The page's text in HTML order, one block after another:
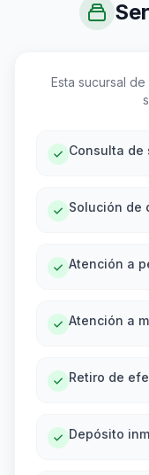
Esta sucursal
Consulta de
Solución de
Atención a
Atención a
Retiro de
Depósito